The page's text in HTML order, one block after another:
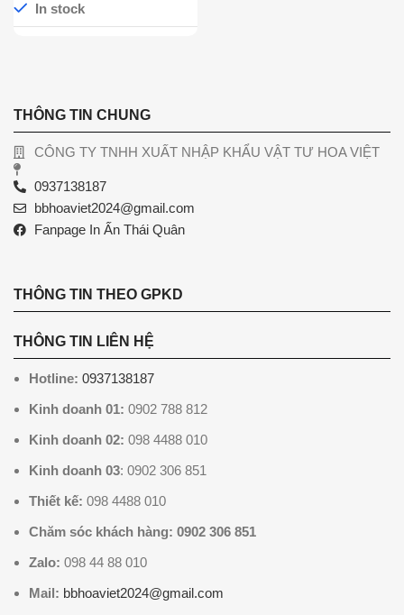
In stock
THÔNG TIN CHUNG
CÔNG TY TNHH XUẤT NHẬP KHẨU VẬT TƯ HOA VIỆT
0937138187
bbhoaviet2024@gmail.com
Fanpage In Ấn Thái Quân
THÔNG TIN THEO GPKD
THÔNG TIN LIÊN HỆ
Hotline: 0937138187
Kinh doanh 01: 0902 788 812
Kinh doanh 02: 098 4488 010
Kinh doanh 03: 0902 306 851
Thiết kế: 098 4488 010
Chăm sóc khách hàng: 0902 306 851
Zalo: 098 44 88 010
Mail: bbhoaviet2024@gmail.com